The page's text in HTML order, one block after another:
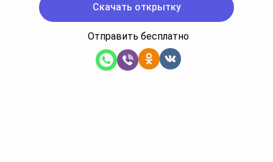
Скачать открытку
Отправить бесплатно